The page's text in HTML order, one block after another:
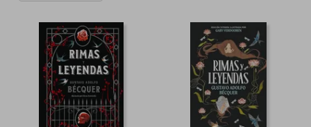
censor de novelas. En 1870 él y su
hermano Valeriano, su gran apoyo durante
toda su vida, son contratados para trabajar
en La Ilustración de Madrid; sin embargo,
Valeriano fallece en septiembre de ese
año, lo que acaba con la poca salud del
autor, que fallece a finales de diciembre
durante un eclipse de sol. Sus amigos
editaron, por expreso deseo del autor, sus